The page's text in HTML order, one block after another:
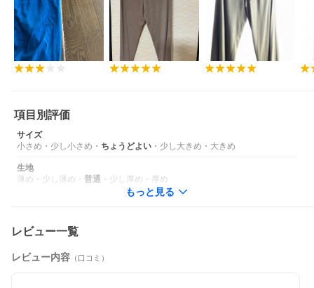
項目別評価
サイズ
小さめ ・ 少し小さめ ・ ちょうどよい ・ 少し大きめ ・ 大きめ
生地
薄め ・ 少し薄め ・ 普通 ・ 少し厚め ・ 厚め
もっと見る
レビュー一覧
レビュー内容 （口コミ）